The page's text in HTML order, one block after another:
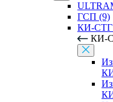
ГСП (9)
КИ-СТГ
КИ-